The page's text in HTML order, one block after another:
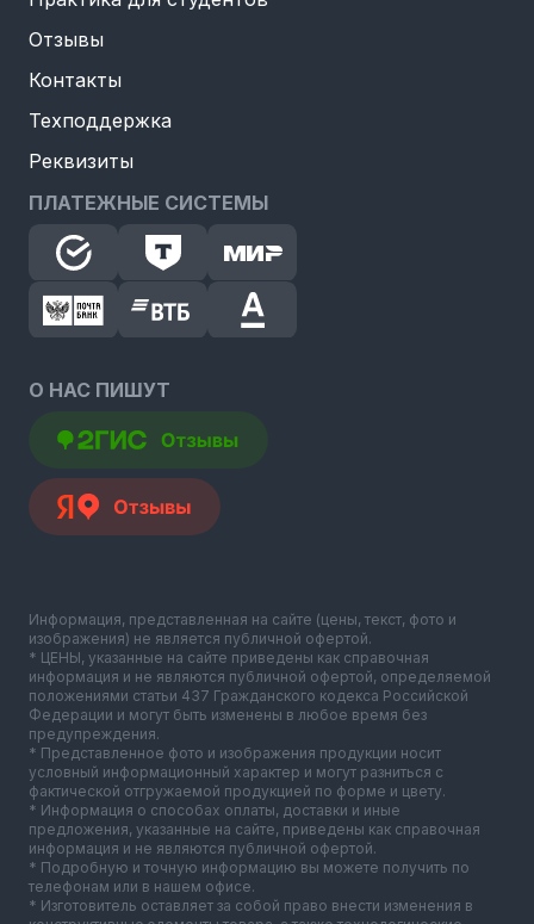
Отзывы
Контакты
Техподдержка
Реквизиты
ПЛАТЕЖНЫЕ СИСТЕМЫ
О НАС ПИШУТ
Информация, представленная на сайте (цены, текст, фото и
изображения) не является публичной офертой.
* ЦЕНЫ, указанные на сайте приведены как справочная
информация и не являются публичной офертой, определяемой
положениями статьи 437 Гражданского кодекса Российской
Федерации и могут быть изменены в любое время без
предупреждения.
* Представленное фото и изображения продукции носит
условный информационный характер и могут разниться с
фактической отгружаемой продукцией по форме и цвету.
* Информация о способах оплаты, доставки и иные
предложения, указанные на сайте, приведены как справочная
информация и не являются публичной офертой.
* Подробную и точную информацию вы можете получить по
телефонам или в нашем офисе.
* Изготовитель оставляет за собой право внести изменения в